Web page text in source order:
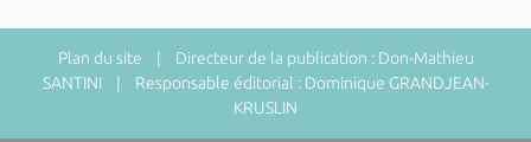
Plan du site | Directeur de la publication : Don-Mathieu
SANTINI | Responsable éditorial : Dominique GRANDJEAN-
KRUSLIN